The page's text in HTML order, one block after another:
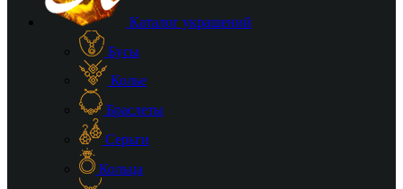
Каталог украшений
Бусы
Колье
Браслеты
Серьги
Кольца